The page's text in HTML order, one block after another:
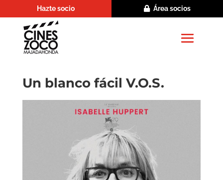
Hazte socio Área socios
Un blanco fácil V.O.S.